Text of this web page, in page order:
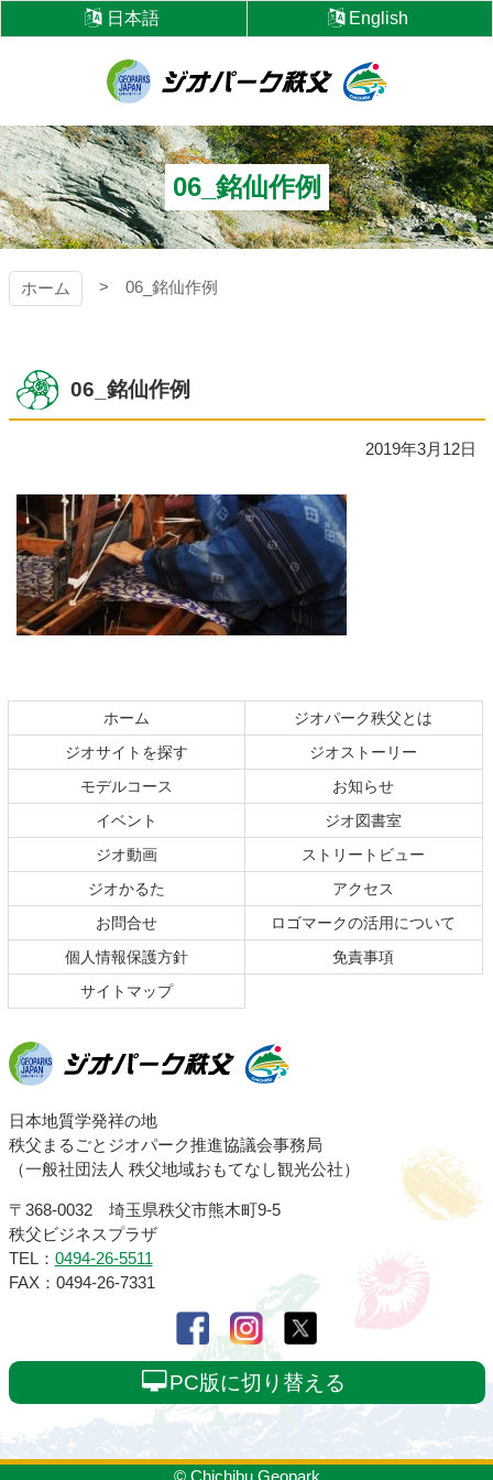
ン
本
文
へ
ス
キ
ッ
プ
日本語 English
ジオパーク秩父
06_銘仙作例
ホーム 06_銘仙作例
06_銘仙作例
2019年3月12日
ン
文
へ
の
へ
ホーム
ジオパーク秩父とは
ジオサイトを探す
ジオストーリー
モデルコース
お知らせ
イベント
ジオ図書室
ジオ動画
ストリートビュー
ジオかるた
アクセス
お問合せ
ロゴマークの活用について
個人情報保護方針
免責事項
サイトマップ
ジオパーク秩父
日本地質学発祥の地
秩父まるごとジオパーク推進協議会事務局
（一般社団法人 秩父地域おもてなし観光公社）
〒368-0032 埼玉県秩父市熊木町9-5
秩父ビジネスプラザ
TEL： 0494-26-5511
FAX：0494-26-7331
PC版に切り替える